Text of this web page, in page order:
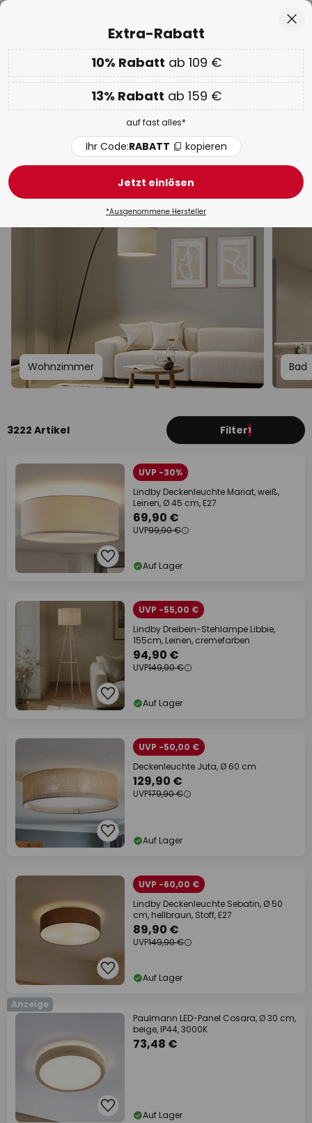
Nur
00D 12H 48M 43S
EXTRA 10% ab 109 € & 13% ab 159 €auf fast alles
Code:RABATT kopieren
WOW Week:Bis zu -70%
Innenleuchten
Wandleuchten
Wohnzimmer Bad
3222 Artikel Filter1
UVP -30%
Lindby Deckenleuchte Mariat, weiß,
Leinen, Ø 45 cm, E27
69,90 €
UVP99,90 €
Auf Lager
UVP -55,00 €
Lindby Dreibein-Stehlampe Libbie,
155cm, Leinen, cremefarben
94,90 €
UVP149,90 €
Auf Lager
UVP -50,00 €
Deckenleuchte Juta, Ø 60 cm
129,90 €
UVP179,90 €
Auf Lager
UVP -60,00 €
Lindby Deckenleuchte Sebatin, Ø 50
cm, hellbraun, Stoff, E27
89,90 €
UVP149,90 €
Auf Lager
Anzeige
Paulmann LED-Panel Cosara, Ø 30 cm,
beige, IP44, 3000K
73,48 €
Auf Lager
Extra-Rabatt
10% Rabatt ab 109 €
13% Rabatt ab 159 €
auf fast alles*
Ihr Code:RABATT kopieren
Jetzt einlösen
*Ausgenommene Hersteller